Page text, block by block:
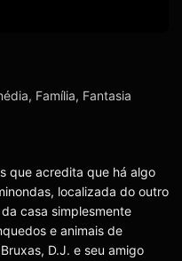
, Família, Fantasia
que acredita que há algo
localizada do outro
casa simplesmente
e animais de
D.J. e seu amigo